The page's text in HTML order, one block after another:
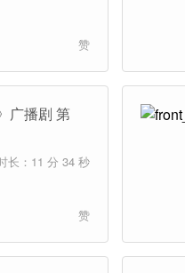
赞
广播剧 第
长：11 分 34 秒
赞